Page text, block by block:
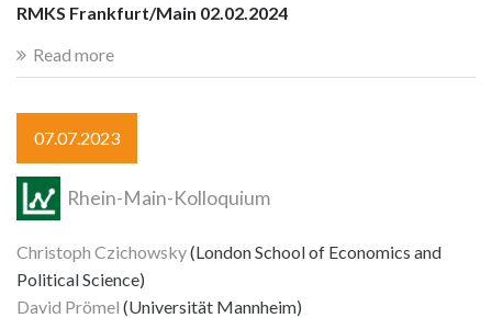
RMKS Frankfurt/Main 02.02.2024
Read more
07.07.2023
Rhein-Main-Kolloquium
Christoph Czichowsky(London School of Economics and
Political Science)
David Prömel (Universität Mannheim)